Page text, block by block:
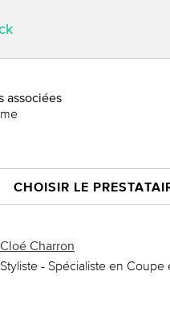
associées
CHOISIR LE
Cloé Charron
Styliste - Spécialiste en Coupe